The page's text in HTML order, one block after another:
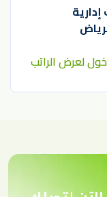
7 وظائف إدارية
لعرض الراتب